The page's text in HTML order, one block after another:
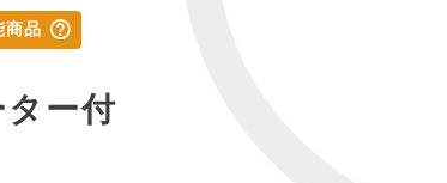
商品
ー付